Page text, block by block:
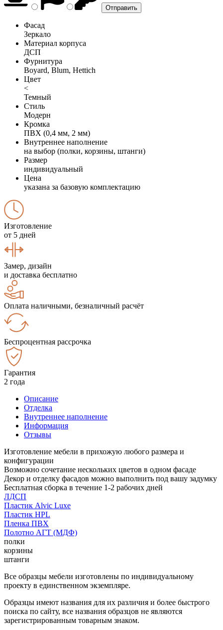
Фасад
Зеркало
Материал корпуса
ДСП
Фурнитура
Boyard, Blum, Hettich
Цвет
<
Темный
Стиль
Модерн
Кромка
ПВХ (0,4 мм, 2 мм)
Внутреннее наполнение
на выбор (полки, корзины, штанги)
Размер
индивидуальный
Цена
указана за базовую комплектацию
Изготовление
от 5 дней
Замер, дизайн
и доставка бесплатно
Оплата наличными, безналичный расчёт
Беспроцентная рассрочка
Гарантия
2 года
Описание
Отделка
Внутреннее наполнение
Информация
Отзывы
Изготовление мебели в прихожую любого размера и
конфигурации
Возможно сочетание нескольких цветов в одном фасаде
Декор и отделку фасадов можно выполнить под вашу задумку
Бесплатная сборка в течение 1-2 рабочих дней
ЛДСП
Пластик Alvic Luxe
Пластик HPL
Пленка ПВХ
Полотно АГТ (МДФ)
полки
корзины
штанги
Все образцы мебели изготовлены по индивидуальному
проекту в единственном экземпляре.
Образцы имеют названия для их различия и более быстрого
поиска по сайту, все названия образцов не являются
зарегистрированным товарным знаком.